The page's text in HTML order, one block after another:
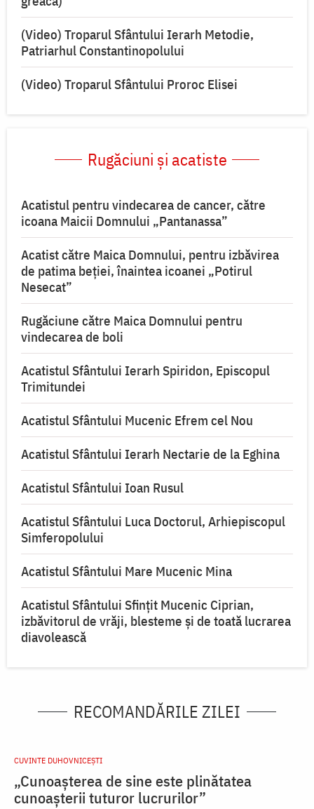
(Video) Troparul Sfântului Ierarh Metodie,
Patriarhul Constantinopolului
(Video) Troparul Sfântului Proroc Elisei
Rugăciuni și acatiste
Acatistul pentru vindecarea de cancer, către
icoana Maicii Domnului „Pantanassa”
Acatist către Maica Domnului, pentru izbăvirea
de patima beției, înaintea icoanei „Potirul
Nesecat”
Rugăciune către Maica Domnului pentru
vindecarea de boli
Acatistul Sfântului Ierarh Spiridon, Episcopul
Trimitundei
Acatistul Sfântului Mucenic Efrem cel Nou
Acatistul Sfântului Ierarh Nectarie de la Eghina
Acatistul Sfântului Ioan Rusul
Acatistul Sfântului Luca Doctorul, Arhiepiscopul
Simferopolului
Acatistul Sfântului Mare Mucenic Mina
Acatistul Sfântului Sfințit Mucenic Ciprian,
izbăvitorul de vrăji, blesteme și de toată lucrarea
diavolească
RECOMANDĂRILE ZILEI
CUVINTE DUHOVNICEȘTI
„Cunoașterea de sine este plinătatea
cunoașterii tuturor lucrurilor”